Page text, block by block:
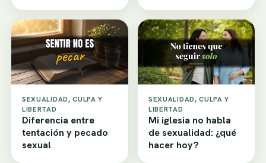
SEXUALIDAD, CULPA Y
LIBERTAD
Diferencia entre
tentación y pecado
sexual
SEXUALIDAD, CULPA Y
LIBERTAD
Mi iglesia no habla
de sexualidad: ¿qué
hacer hoy?